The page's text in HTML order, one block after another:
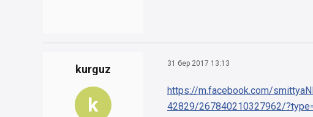
kurguz
k
31 бер 2017 13:13
https://m.facebook.com/
42829/267840210327962/